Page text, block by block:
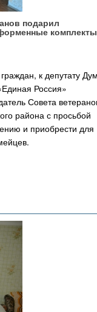
подарил
комплекты
к депутату
Россия»
Совета
района с просьбой
и приобрести для